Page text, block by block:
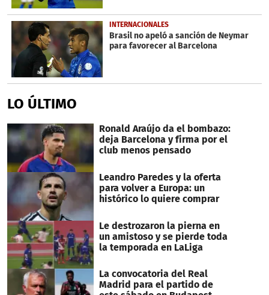
INTERNACIONALES
Brasil no apeló a sanción de Neymar
para favorecer al Barcelona
LO ÚLTIMO
Ronald Araújo da el bombazo:
deja Barcelona y firma por el
club menos pensado
Leandro Paredes y la oferta
para volver a Europa: un
histórico lo quiere comprar
Le destrozaron la pierna en
un amistoso y se pierde toda
la temporada en LaLiga
La convocatoria del Real
Madrid para el partido de